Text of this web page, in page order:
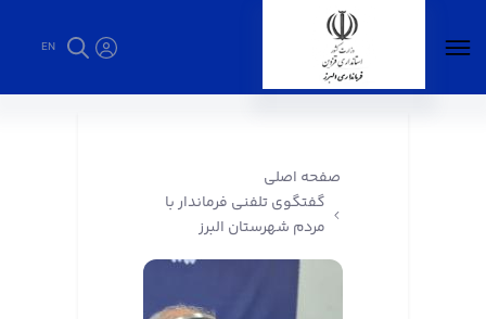
EN
صفحه اصلی
گفتگوی تلفنی فرماندار با
مردم شهرستان البرز